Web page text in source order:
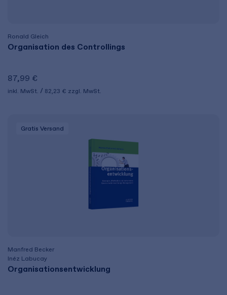
Ronald Gleich
Organisation des Controllings
87,99 €
inkl. MwSt. 82,23 € zzgl. MwSt.
Gratis Versand
Manfred Becker
Inéz Labucay
Organisationsentwicklung